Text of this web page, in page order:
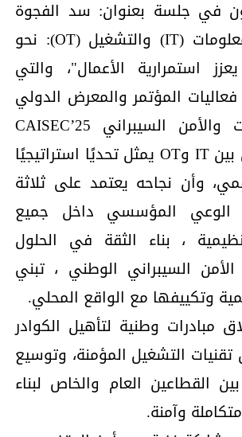
في جلسة بعنوان: سد الفجوة
بين تقنيتي المعلومات (IT) والتشغيل (OT): نحو
استمرارية الأعمال"، والتي
المؤتمر والمعرض الدولي
لأمن المعلومات والأمن السيبراني CAISEC’25
على أن التكامل بين IT وOT يمثل تحديًا استراتيجيًا
وأن نجاحه يعتمد على ثلاثة
الوعي المؤسسي داخل جميع
، بناء الثقة في الحلول
الأمن السيبراني الوطني ، تبني
وتكييفها مع الواقع المحلي.
مبادرات وطنية لتأهيل الكوادر
التشغيل المؤمنة، وتوسيع
القطاعين العام والخاص لبناء
وآمنة.